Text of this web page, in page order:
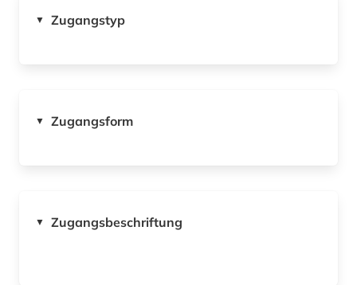
▼ Zugangstyp
▼ Zugangsform
▼ Zugangsbeschriftung